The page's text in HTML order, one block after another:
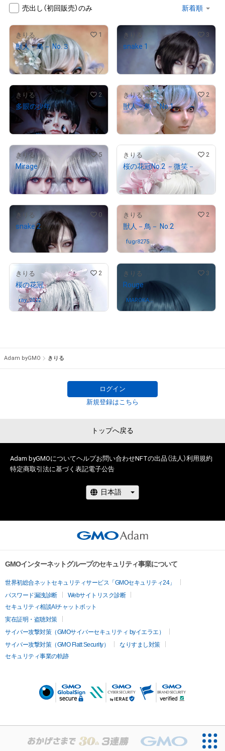
売出し（初回販売）のみ
きりる 1
獣人－鳥－ No.３
¥10,000
きりる 3
snake 1
きりる 2
多眼の少年
10,000
きりる 2
獣人－鳥－ No.1
¥100,000
きりる 5
Mirage
¥200,000
きりる 2
桜の花冠No.2 －微笑－
1,000,000
きりる 0
snake 2
販売期間外
きりる 2
獣人－鳥－ No.2
fugr8275さんが保有中
きりる 2
桜の花冠
ray_2022さんが保有中
きりる 3
Rouge
MAROKA&
MASH
さんが保有中
Adam byGMO きりる
ログイン
新規登録はこちら
トップへ戻る
Adam byGMOについてヘルプお問い合わせNFTの出品（法人）利用規約
特定商取引法に基づく表記電子公告
GMOインターネットグループのセキュリティ事業について
世界初総合ネットセキュリティサービス「GMOセキュリティ24」
パスワード漏洩診断
Webサイトリスク診断
セキュリティ相談AIチャットボット
実在証明・盗聴対策
サイバー攻撃対策（GMOサイバーセキュリティ byイエラエ）
サイバー攻撃対策（GMO Flatt Security）
なりすまし対策
セキュリティ事業の軌跡